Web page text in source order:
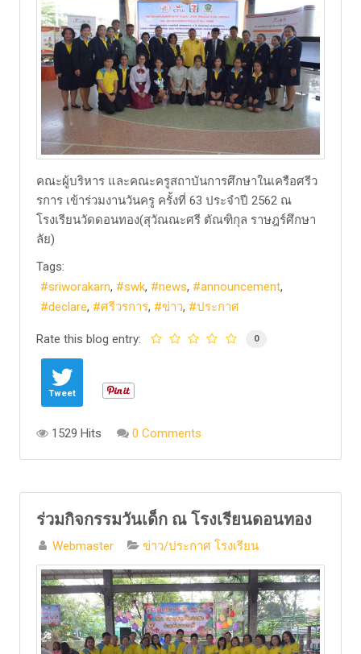
คณะผู้บริหาร และคณะครูสถาบันการศึกษาในเครือศรีว
รการ เข้าร่วมงานวันครู ครั้งที่ 63 ประจำปี 2562 ณ
โรงเรียนวัดดอนทอง(สุวัณณะศรี ตัณฑิกุล ราษฎร์ศึกษา
ลัย)
Tags:
sriworakarn
swk news
announcement
declare
ศรีวรการ ข่าว ประกาศ
Rate this blog entry: 0
Tweet
1529 Hits 0 Comments
ร่วมกิจกรรมวันเด็ก ณ โรงเรียนดอนทอง
Webmaster ข่าว/ประกาศ โรงเรียน